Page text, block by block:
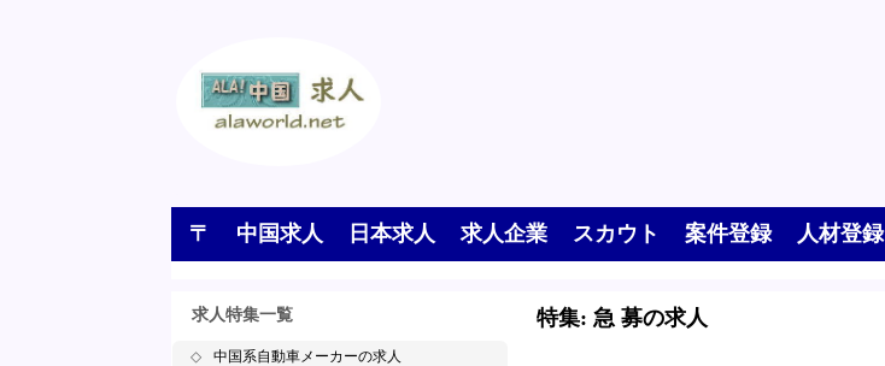
〒 中国求人 日本求人 求人企業 スカウト 案件登録 人材登録
求人特集一覧
◇
中国系自動車メーカーの求人
特集: 急 募の求人